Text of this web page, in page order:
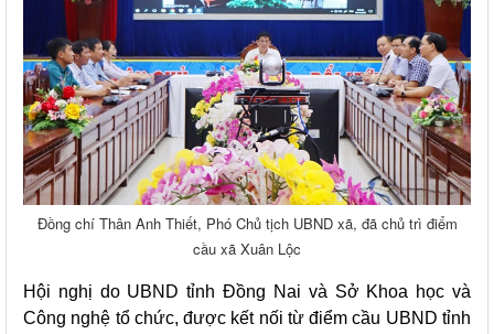
Đồng chí Thân Anh Thiết, Phó Chủ tịch UBND xã, đã chủ trì điểm
cầu xã Xuân Lộc
Hội nghị do UBND tỉnh Đồng Nai và Sở Khoa học và
Công nghệ tổ chức, được kết nối từ điểm cầu UBND tỉnh